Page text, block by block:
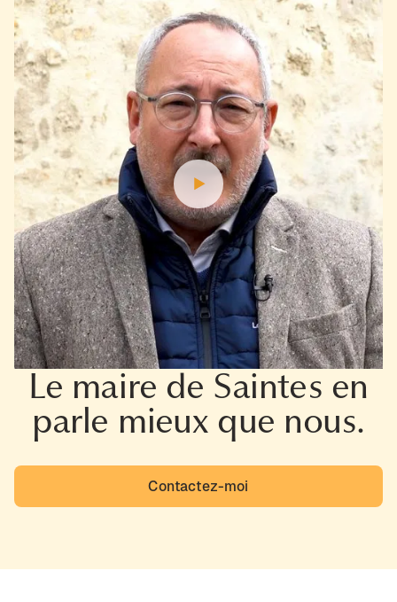
Le maire de Saintes en
parle mieux que nous.
Contactez-moi